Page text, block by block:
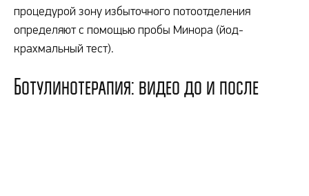
процедурой зону избыточного потоотделения
определяют с помощью пробы Минора (йод-
крахмальный тест).
Ботулинотерапия: видео до и после